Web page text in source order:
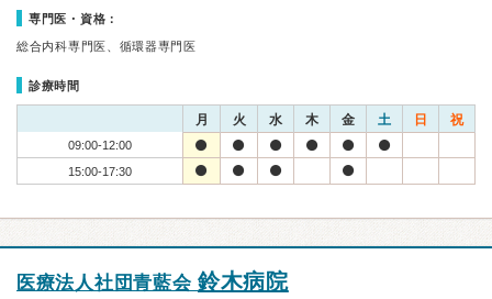
専門医・資格：
総合内科専門医、循環器専門医
診療時間
月 火 水 木 金 土 日 祝
09:00-12:00
15:00-17:30
医療法人社団青藍会 鈴木病院